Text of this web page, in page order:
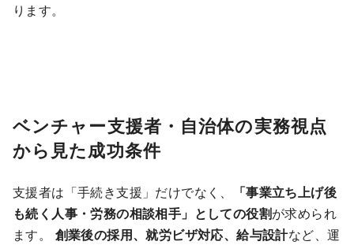
ります。
ベンチャー支援者・自治体の実務視点
から見た成功条件
支援者は「手続き支援」だけでなく、
「事業立ち上げ後
も続く人事・労務の相談相手」としての役割が求められ
ます。 創業後の採用、就労ビザ対応、給与設計など、運